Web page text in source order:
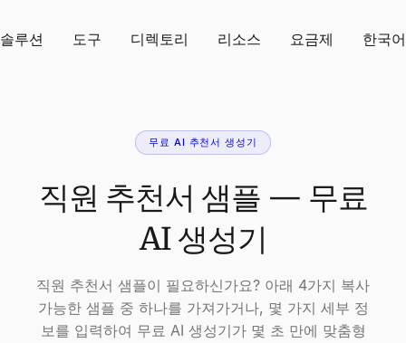
솔루션 도구 디렉토리 리소스 요금제 한국어
무료 AI 추천서 생성기
직원 추천서 샘플 — 무료
AI 생성기
직원 추천서 샘플이 필요하신가요? 아래 4가지 복사
가능한 샘플 중 하나를 가져가거나, 몇 가지 세부 정
보를 입력하여 무료 AI 생성기가 몇 초 만에 맞춤형